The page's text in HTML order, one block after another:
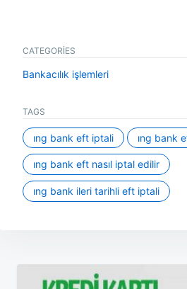
CATEGORIES
Bankacılık işlemleri
TAGS
ing bank eft iptali ing bank
ing bank eft nasıl iptal edilir
ing bank ileri tarihli eft iptali